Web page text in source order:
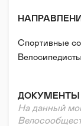
Спортивные
Велосипедисты
ДОКУМЕНТЫ
На данный